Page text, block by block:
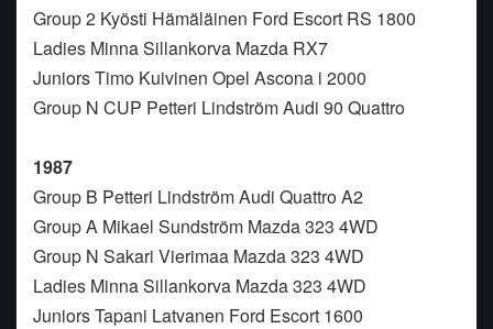
Group 2 Kyösti Hämäläinen Ford Escort RS 1800
Ladies Minna Sillankorva Mazda RX7
Juniors Timo Kuivinen Opel Ascona i 2000
Group N CUP Petteri Lindström Audi 90 Quattro
1987
Group B Petteri Lindström Audi Quattro A2
Group A Mikael Sundström Mazda 323 4WD
Group N Sakari Vierimaa Mazda 323 4WD
Ladies Minna Sillankorva Mazda 323 4WD
Juniors Tapani Latvanen Ford Escort 1600